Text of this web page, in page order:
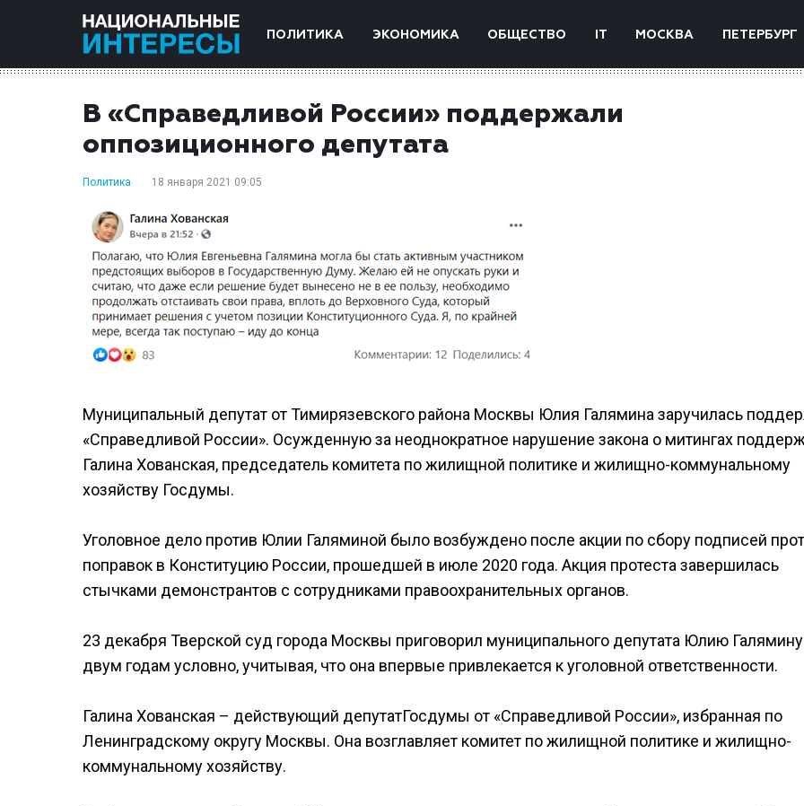
ПОЛИТИКА ЭКОНОМИКА ОБЩЕСТВО IT МОСКВА ПЕТЕРБУРГ
В «Справедливой России» поддержали
оппозиционного депутата
Политика 18 января 2021 09:05
Муниципальный депутат от Тимирязевского района Москвы Юлия Галямина заручилась
«Справедливой России». Осужденную за неоднократное нарушение закона о митингах
Галина Хованская, председатель комитета по жилищной политике и жилищно-коммунальному
хозяйству Госдумы.
Уголовное дело против Юлии Галяминой было возбуждено после акции по сбору подписей
поправок в Конституцию России, прошедшей в июле 2020 года. Акция протеста завершилась
стычками демонстрантов с сотрудниками правоохранительных органов.
23 декабря Тверской суд города Москвы приговорил муниципального депутата Юлию
двум годам условно, учитывая, что она впервые привлекается к уголовной ответственности.
Галина Хованская – действующий депутатГосдумы от «Справедливой России», избранная по
Ленинградскому округу Москвы. Она возглавляет комитет по жилищной политике и жилищно-
коммунальному хозяйству.